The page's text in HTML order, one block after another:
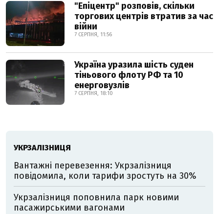
"Епіцентр" розповів, скільки
торгових центрів втратив за час
війни
7 СЕРПНЯ, 11:56
Україна уразила шість суден
тіньового флоту РФ та 10
енерговузлів
7 СЕРПНЯ, 18:10
УКРЗАЛІЗНИЦЯ
Вантажні перевезення: Укрзалізниця
повідомила, коли тарифи зростуть на 30%
Укрзалізниця поповнила парк новими
пасажирськими вагонами